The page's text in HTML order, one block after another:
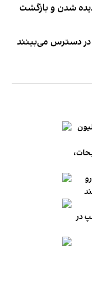
شدن و بازگشت
در دسترس می‌بینند
به متری ۲۴۰ میلیون
در